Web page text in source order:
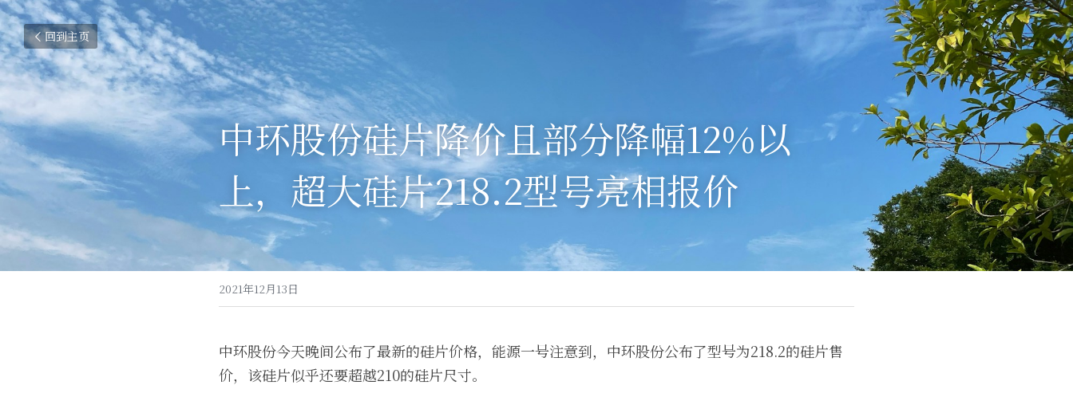
回到主页
中环股份硅片降价且部分降幅12%以
上，超大硅片218.2型号亮相报价
2021年12月13日
中环股份今天晚间公布了最新的硅片价格，能源一号注意到，中环股份公布了型号为218.2的硅片售
价，该硅片似乎还要超越210的硅片尺寸。